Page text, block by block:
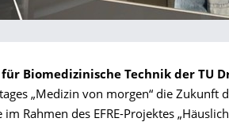
Biomedizinische Technik der TU
„Medizin von morgen“ die Zukunft
Rahmen des EFRE-Projektes